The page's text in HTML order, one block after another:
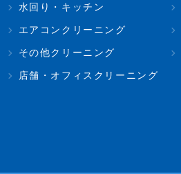
水回り・キッチン
エアコンクリーニング
その他クリーニング
店舗・オフィスクリーニング